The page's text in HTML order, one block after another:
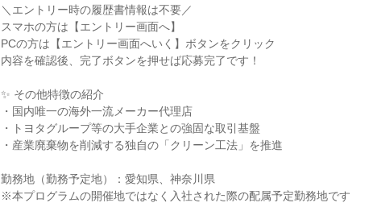
＼エントリー時の履歴書情報は不要／
スマホの方は【エントリー画面へ】
PCの方は【エントリー画面へいく】ボタンをクリック
内容を確認後、完了ボタンを押せば応募完了です！
✨ その他特徴の紹介
・国内唯一の海外一流メーカー代理店
・トヨタグループ等の大手企業との強固な取引基盤
・産業廃棄物を削減する独自の「クリーン工法」を推進
勤務地（勤務予定地）：愛知県、神奈川県
※本プログラムの開催地ではなく入社された際の配属予定勤務地です